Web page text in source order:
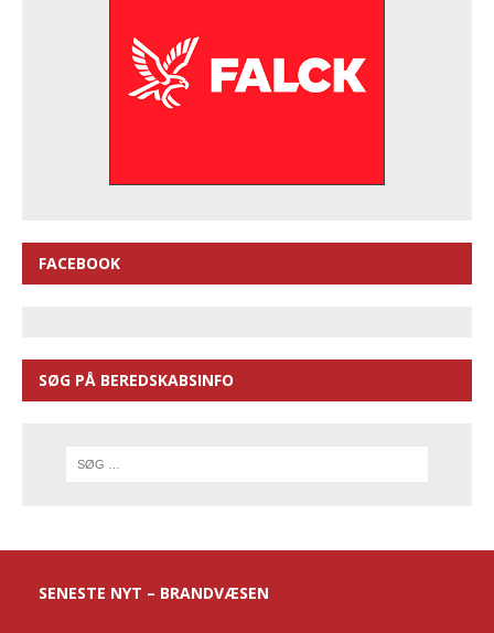
FACEBOOK
SØG PÅ BEREDSKABSINFO
SENESTE NYT – BRANDVÆSEN